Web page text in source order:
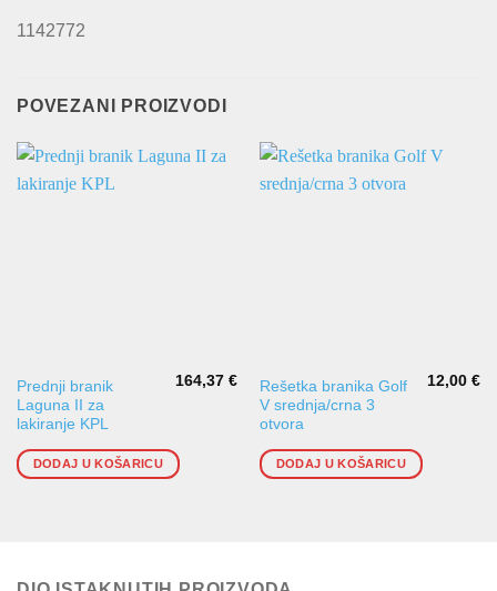
1142772
POVEZANI PROIZVODI
Prednji branik
Laguna II za
lakiranje KPL
164,37€
DODAJ U KOŠARICU
Rešetka branika Golf
V srednja/crna 3
otvora
12,00€
DODAJ U KOŠARICU